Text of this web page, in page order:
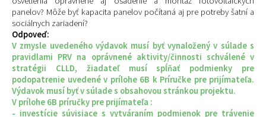
panelov? Môže byť kapacita panelov počítaná aj pre potreby šatní a
sociálnych zariadení?
Odpoveď:
V zmysle uvedeného výdavok musí byť vynaložený v súlade s
pravidlami PRV na oprávnené aktivity/činnosti schválené v
stratégii CLLD, žiadateľ musí spĺňať podmienky pre
podopatrenie uvedené v prílohe 6B k Príručke pre prijímateľa.
Výdavok musí byť v súlade s obsahovou stránkou projektu.
V prílohe 6B príručky pre prijímateľa :
- investície súvisiace s vytváraním podmienok pre trávenie